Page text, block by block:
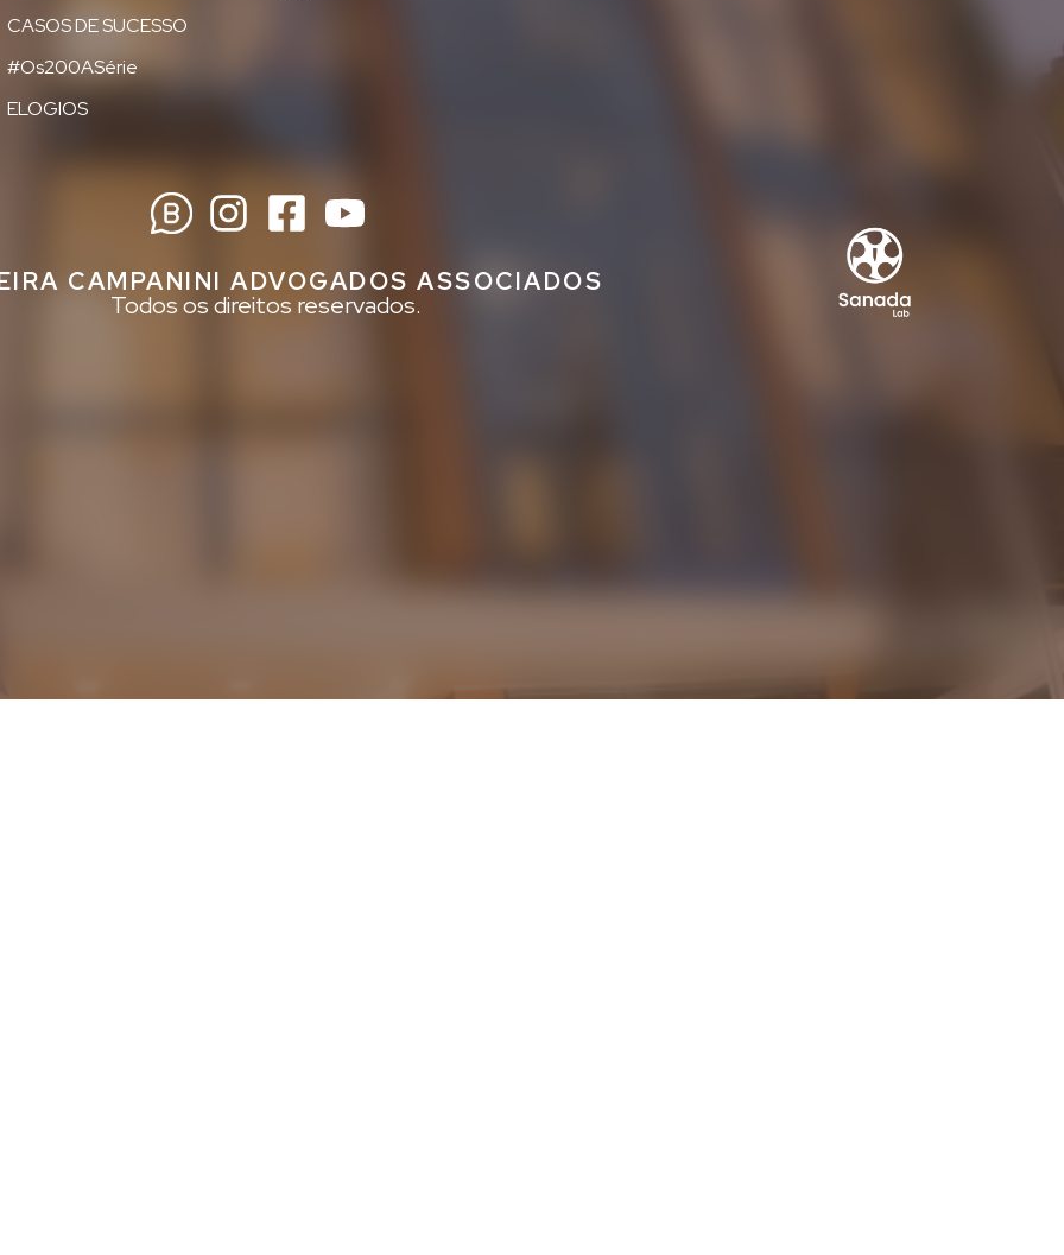
CASOS DE SUCESSO
#Os200ASérie
ELOGIOS
CAMPANINI ADVOGADOS ASSOCIADOS
Todos os direitos reservados.